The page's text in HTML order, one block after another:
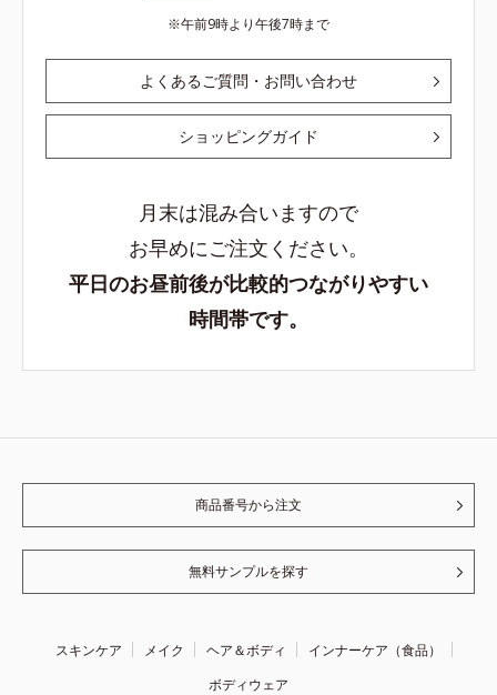
午前9時より午後7時まで
よくあるご質問・お問い合わせ
ショッピングガイド
月末は混み合いますので
お早めにご注文ください。
平日のお昼前後が比較的つながりやすい
時間帯です。
商品番号から注文
無料サンプルを探す
スキンケア メイク ヘア＆ボディ
インナーケア（食品）
ボディウェア